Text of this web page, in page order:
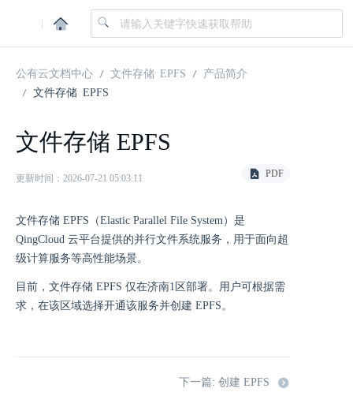
|
公有云文档中心 文件存储 EPFS
产品简介
文件存储 EPFS
文件存储 EPFS
更新时间：2026-07-21 05:03:11 PDF
文件存储 EPFS（Elastic Parallel File System）是
QingCloud 云平台提供的并行文件系统服务，用于面向超
级计算服务等高性能场景。
目前，文件存储 EPFS 仅在济南1区部署。用户可根据需
求，在该区域选择开通该服务并创建 EPFS。
下一篇: 创建 EPFS